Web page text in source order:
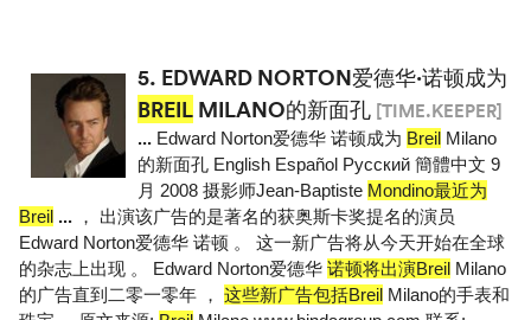
5. EDWARD NORTON爱德华·诺顿成为
BREIL MILANO的新面孔 [TIME.KEEPER]
... Edward Norton爱德华 诺顿成为 Breil Milano
的新面孔 English Español Pусский 簡體中文 9
月 2008 摄影师Jean-Baptiste Mondino最近为
Breil ... ， 出演该广告的是著名的获奥斯卡奖提名的演员
Edward Norton爱德华 诺顿 。 这一新广告将从今天开始在全球
的杂志上出现 。 Edward Norton爱德华 诺顿将出演Breil Milano
的广告直到二零一零年 ， 这些新广告包括Breil Milano的手表和